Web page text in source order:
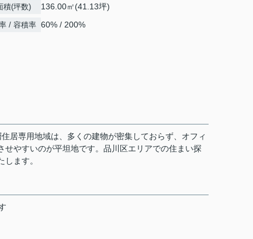
積(坪数) 136.00㎡(41.13坪)
/ 容積率 60% / 200%
居専用地域は、多くの建物が密集しておらず、オフィ
やすいのが平坦地です。品川区エリアでの住まい探
ます。